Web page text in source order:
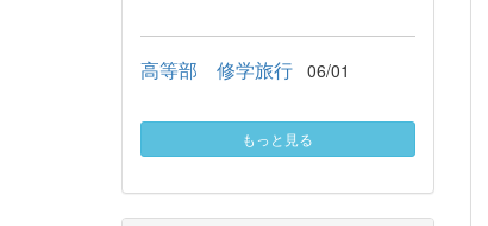
高等部 修学旅行 06/01
もっと見る